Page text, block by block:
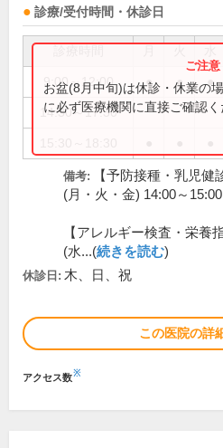
診療/受付時間・休診日
9:00～12:00 ● ● ●
14:30～17:30
お盆(8月中旬)は休診・休業の
に必ず医療機関に直接ご確認く
備考:
【予防接種・乳児健
(月・火・金) 14:00～15:00
【アレルギー検査・栄養
(水...(続きを読む)
休診日: 木、日、祝
この医院の詳
アクセス数※